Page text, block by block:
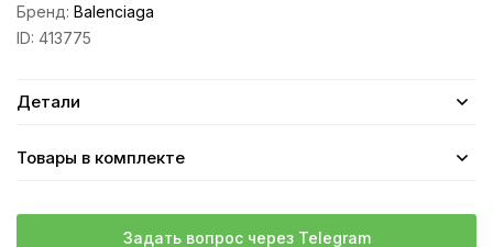
Бренд: Balenciaga
ID: 413775
Детали
Товары в комплекте
Задать вопрос через Telegram